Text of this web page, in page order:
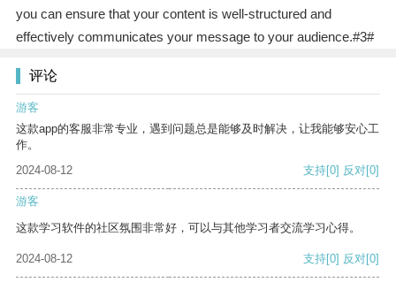
you can ensure that your content is well-structured and
effectively communicates your message to your audience.#3#
评论
游客
这款app的客服非常专业，遇到问题总是能够及时解决，让我能够安心工
作。
2024-08-12
支持[0] 反对[0]
游客
这款学习软件的社区氛围非常好，可以与其他学习者交流学习心得。
2024-08-12 支持[0] 反对[0]